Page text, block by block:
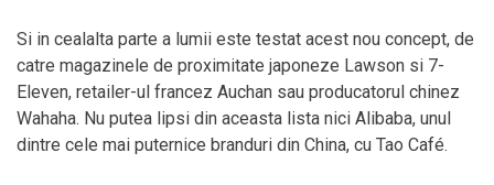
Si in cealalta parte a lumii este testat acest nou concept, de
catre magazinele de proximitate japoneze Lawson si 7-
Eleven, retailer-ul francez Auchan sau producatorul chinez
Wahaha. Nu putea lipsi din aceasta lista nici Alibaba, unul
dintre cele mai puternice branduri din China, cu Tao Café.